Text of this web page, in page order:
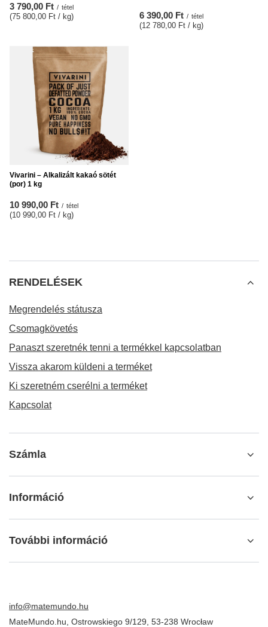
3 790,00 Ft / tétel
(75 800,00 Ft / kg) 6 390,00 Ft / tétel
(12 780,00 Ft / kg)
Vivarini – Alkalizált kakaó sötét
(por) 1 kg
10 990,00 Ft / tétel
(10 990,00 Ft / kg)
RENDELÉSEK
Megrendelés státusza
Csomagkövetés
Panaszt szeretnék tenni a termékkel kapcsolatban
Vissza akarom küldeni a terméket
Ki szeretném cserélni a terméket
Kapcsolat
Számla
Információ
További információ
info@matemundo.hu
MateMundo.hu Ostrowskiego 9/129 53-238 Wrocław